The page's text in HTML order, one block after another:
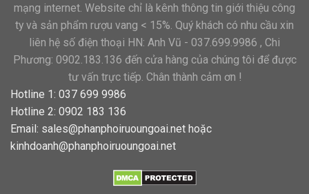
mạng internet. Website chỉ là kênh thông tin giới thiệu công
ty và sản phẩm rượu vang < 15%. Quý khách có nhu cầu xin
liên hệ số điện thoại HN: Anh Vũ - 037.699.9986 , Chi
Phương: 0902.183.136 đến cửa hàng của chúng tôi để được
tư vấn trực tiếp. Chân thành cảm ơn !
Hotline 1: 037 699 9986
Hotline 2: 0902 183 136
Email: sales@phanphoiruoungoai.net hoặc
kinhdoanh@phanphoiruoungoai.net